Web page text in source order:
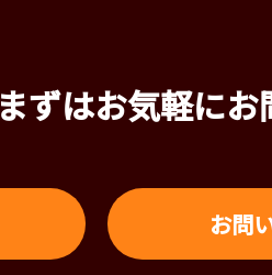
まずはお気軽に
お問